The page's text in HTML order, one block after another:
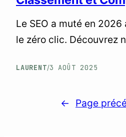
Le SEO a muté en 2026
le zéro clic. Découvrez
en France pour faire le
LAURENT/3 AOÛT 2025
← Page
LE LABO
scripts Python et mes
S’INSCRIRE